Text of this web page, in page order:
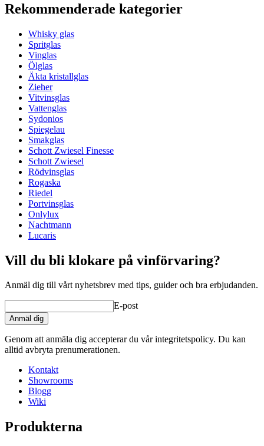
Rekommenderade kategorier
Whisky glas
Spritglas
Vinglas
Ölglas
Äkta kristallglas
Zieher
Vitvinsglas
Vattenglas
Sydonios
Spiegelau
Smakglas
Schott Zwiesel Finesse
Schott Zwiesel
Rödvinsglas
Rogaska
Riedel
Portvinsglas
Onlylux
Nachtmann
Lucaris
Vill du bli klokare på vinförvaring?
Anmäl dig till vårt nyhetsbrev med tips, guider och bra erbjudanden.
E-post
Anmäl dig
Genom att anmäla dig accepterar du vår integritetspolicy. Du kan
alltid avbryta prenumerationen.
Kontakt
Showrooms
Blogg
Wiki
Produkterna